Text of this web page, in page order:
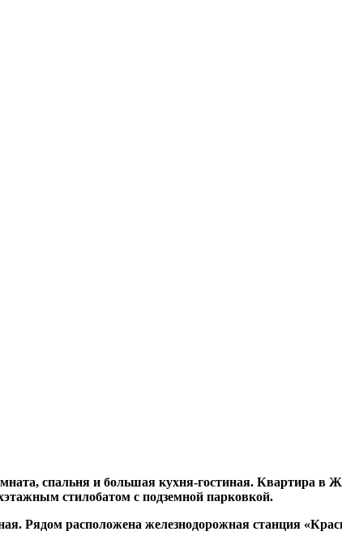
спальня и большая кухня-гостиная. Квартира в
стилобатом с подземной парковкой.
Рядом расположена железнодорожная станция